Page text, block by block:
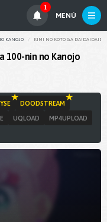
1
MENÚ
KANOJO KIMI NO KOTO GA
100-nin no Kanojo
DOODSTREAM
UQLOAD MP4UPLOAD